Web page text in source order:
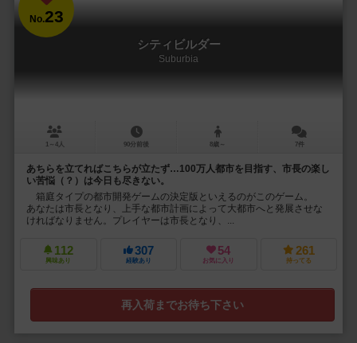
No.23
シティビルダー
Suburbia
1～4人 90分前後 8歳～ 7件
あちらを立てればこちらが立たず…100万人都市を目指す、市長の楽し
い苦悩（？）は今日も尽きない。
箱庭タイプの都市開発ゲームの決定版といえるのがこのゲーム。
あなたは市長となり、上手な都市計画によって大都市へと発展させな
ければなりません。プレイヤーは市長となり、...
112
興味あり
307
経験あり
54
お気に入り
261
持ってる
再入荷までお待ち下さい